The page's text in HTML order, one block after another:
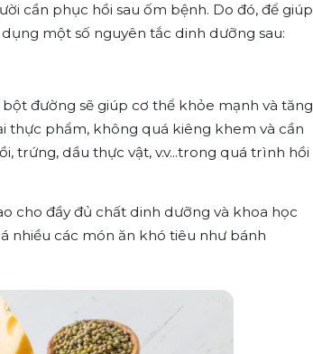
cần phục hồi sau ốm bệnh. Do đó, để giúp
một số nguyên tắc dinh dưỡng sau:
đường sẽ giúp cơ thể khỏe mạnh và tăng
thực phẩm, không quá kiêng khem và cần
trứng, dầu thực vật, v.v...trong quá trình hồi
cho đầy đủ chất dinh dưỡng và khoa học
nhiều các món ăn khó tiêu như bánh